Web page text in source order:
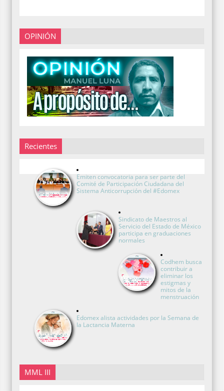
OPINIÓN
Recientes
Emiten convocatoria para ser parte del
Comité de Participación Ciudadana del
Sistema Anticorrupción del #Edomex
Sindicato de Maestros al
Servicio del Estado de México
participa en graduaciones
normales
Codhem busca
contribuir a
eliminar los
estigmas y
mitos de la
menstruación
Edomex alista actividades por la Semana de
la Lactancia Materna
MML III